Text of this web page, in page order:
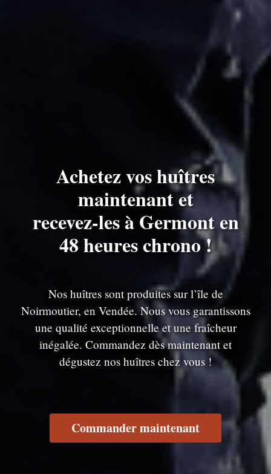
Achetez vos huîtres
maintenant et
recevez-les à Germont en
48 heures chrono !
Nos huîtres sont produites sur l’île de
Noirmoutier, en Vendée. Nous vous garantissons
une qualité exceptionnelle et une fraîcheur
inégalée. Commandez dès maintenant et
dégustez nos huîtres chez vous !
Commander maintenant